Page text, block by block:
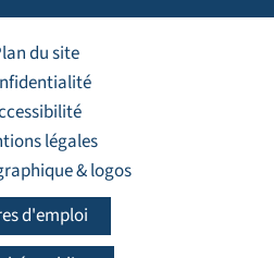
du site
légales
& logos
d'emploi